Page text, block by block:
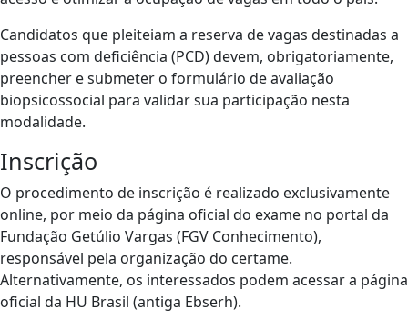
Candidatos que pleiteiam a reserva de vagas destinadas a
pessoas com deficiência (PCD) devem, obrigatoriamente,
preencher e submeter o formulário de avaliação
biopsicossocial para validar sua participação nesta
modalidade.
Inscrição
O procedimento de inscrição é realizado exclusivamente
online, por meio da página oficial do exame no portal da
Fundação Getúlio Vargas (FGV Conhecimento),
responsável pela organização do certame.
Alternativamente, os interessados podem acessar a página
oficial da HU Brasil (antiga Ebserh).